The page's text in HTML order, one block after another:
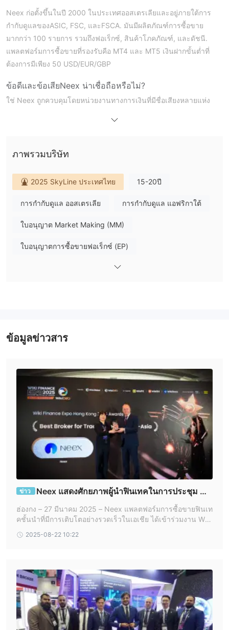
Neex ก่อตั้งขึ้นในปี 2000 ในประเทศออสเตรเลียและอยู่ภายใต้การ
กำกับดูแลของASIC, FSC, และFSCA. มันมีผลิตภัณฑ์การซื้อขาย
มากกว่า 100 รายการ รวมถึงฟอเร็กซ์, สินค้าโภคภัณฑ์, และดัชนี.
แพลตฟอร์มการซื้อขายที่รองรับคือ MT4 และ MT5 เงินฝากขั้นต่ำที่
ต้องการมีเพียง 50 USD/EUR/GBP
ข้อดีและข้อเสียNeex น่าเชื่อถือหรือไม่?
ใช่ Neex ถูกควบคุมโดยหน่วยงานทางการเงินที่มีชื่อเสียงหลายแห่ง
มอริเชียสกับใบอนุญาตฟอเร็กซ์ปลีกนอกชายฝั่ง (ใบอนุญาตเลขที่
(FSCA) ของแอฟริกาใต้ holding a ใบอนุญาตฟอเร็กซ์ปลีก
(License No. 47742). These licenses reflect Neexs compliance
with regulatory standards in Australia, Mauritius, and South
MasterCard), หรือ
ภาพรวมบริษัท
2025 SkyLine ประเทศไทย 15-20ปี
การกำกับดูแล ออสเตรเลีย การกำกับดูแล แอฟริกาใต้
ใบอนุญาต Market Making (MM)
ใบอนุญาตการซื้อขายฟอเร็กซ์ (EP)
ใบอนุญาต MT5 แบบเต็ม
ข้อมูลข่าวสาร
ข่าว
Neex แสดงศักยภาพผู้นำฟินเทคในการประชุม WI
KI Finance Expo Hong Kong 2025
ฮ่องกง – 27 มีนาคม 2025 – Neex แพลตฟอร์มการซื้อขายฟินเท
คชั้นนำที่มีการเติบโตอย่างรวดเร็วในเอเชีย ได้เข้าร่วมงาน WIK
old Sponsor ตอกย้ำพันธกิจในการ
2025-08-22 10:22